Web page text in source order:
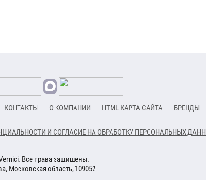
КОНТАКТЫ О КОМПАНИИ HTML КАРТА САЙТА БРЕНДЫ
И СОГЛАСИЕ НА ОБРАБОТКУ ПЕРСОНАЛЬНЫХ
Все права защищены.
Московская область, 109052